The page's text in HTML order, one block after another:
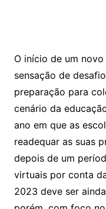
O início de um
sensação de
preparação para
cenário da
ano em que as
readequar as suas
depois de um
virtuais por conta
2023 deve ser